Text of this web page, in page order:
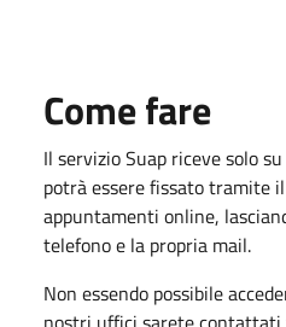
Come fare
Il servizio Suap riceve solo
potrà essere fissato tramite
appuntamenti online,
telefono e la propria mail.
Non essendo possibile